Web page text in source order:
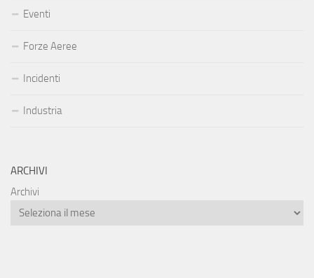
Eventi
Forze Aeree
Incidenti
Industria
ARCHIVI
Archivi